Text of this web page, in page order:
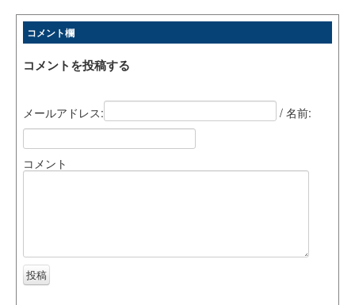
コメント欄
コメントを投稿する
メールアドレス: / 名前:
コメント